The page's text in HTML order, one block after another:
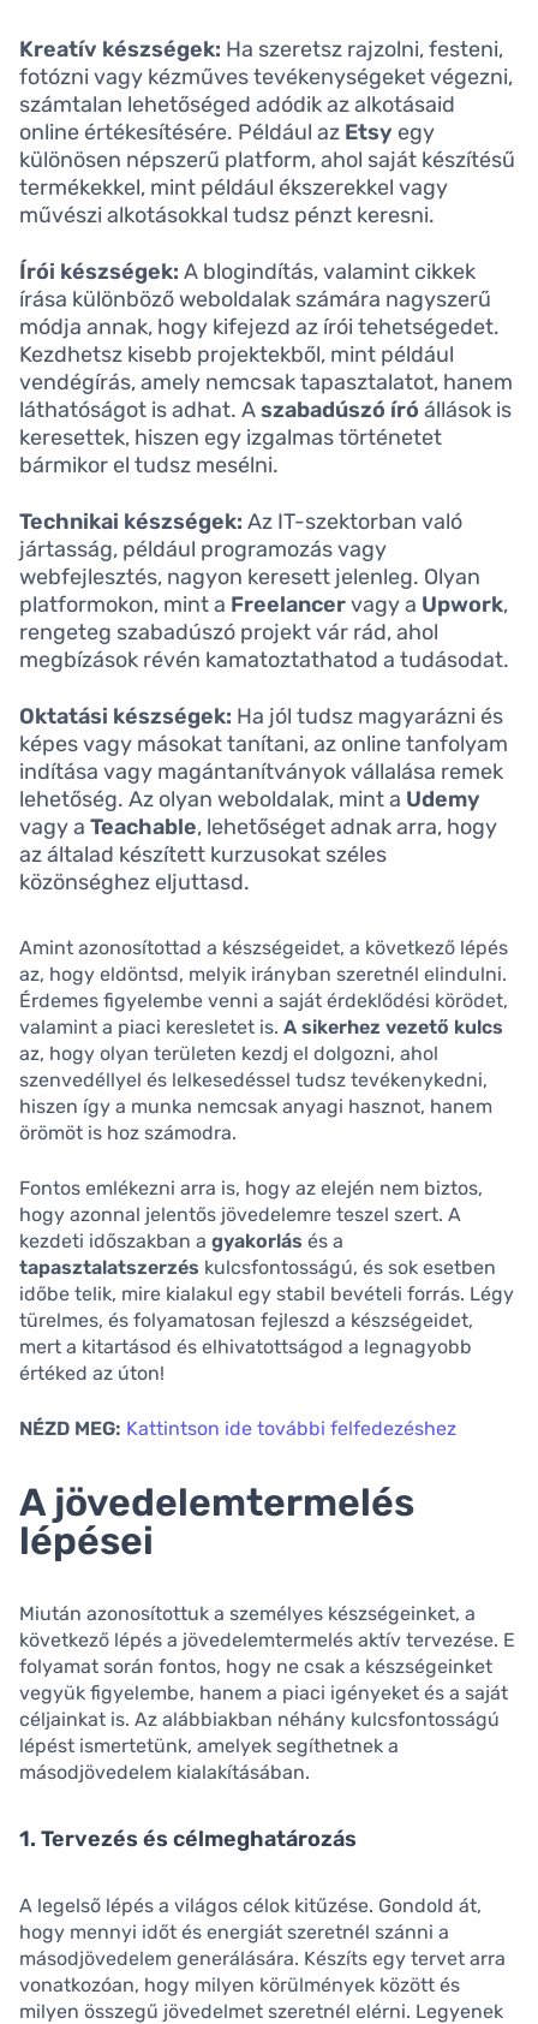
Kreatív készségek: Ha szeretsz rajzolni, festeni,
fotózni vagy kézműves tevékenységeket végezni,
számtalan lehetőséged adódik az alkotásaid
online értékesítésére. Például az Etsy egy
különösen népszerű platform, ahol saját készítésű
termékekkel, mint például ékszerekkel vagy
művészi alkotásokkal tudsz pénzt keresni.
Írói készségek: A blogindítás, valamint cikkek
írása különböző weboldalak számára nagyszerű
módja annak, hogy kifejezd az írói tehetségedet.
Kezdhetsz kisebb projektekből, mint például
vendégírás, amely nemcsak tapasztalatot, hanem
láthatóságot is adhat. Aszabadúszó író állások is
keresettek, hiszen egy izgalmas történetet
bármikor el tudsz mesélni.
Technikai készségek: Az IT-szektorban való
jártasság, például programozás vagy
webfejlesztés, nagyon keresett jelenleg. Olyan
platformokon, mint a Freelancervagy a Upwork,
rengeteg szabadúszó projekt vár rád, ahol
megbízások révén kamatoztathatod a tudásodat.
Oktatási készségek: Ha jól tudsz magyarázni és
képes vagy másokat tanítani, az online tanfolyam
indítása vagy magántanítványok vállalása remek
lehetőség. Az olyan weboldalak, mint a Udemy
vagy a Teachable, lehetőséget adnak arra, hogy
az általad készített kurzusokat széles
közönséghez eljuttasd.
Amint azonosítottad a készségeidet, a következő lépés
az, hogy eldöntsd, melyik irányban szeretnél elindulni.
Érdemes figyelembe venni a saját érdeklődési körödet,
valamint a piaci keresletet is. A sikerhez vezető kulcs
az, hogy olyan területen kezdj el dolgozni, ahol
szenvedéllyel és lelkesedéssel tudsz tevékenykedni,
hiszen így a munka nemcsak anyagi hasznot, hanem
örömöt is hoz számodra.
Fontos emlékezni arra is, hogy az elején nem biztos,
hogy azonnal jelentős jövedelemre teszel szert. A
kezdeti időszakban a gyakorlás és a
tapasztalatszerzés kulcsfontosságú, és sok esetben
időbe telik, mire kialakul egy stabil bevételi forrás. Légy
türelmes, és folyamatosan fejleszd a készségeidet,
mert a kitartásod és elhivatottságod a legnagyobb
értéked az úton!
NÉZD MEG: Kattintson ide további felfedezéshez
A jövedelemtermelés
lépései
Miután azonosítottuk a személyes készségeinket, a
következő lépés a jövedelemtermelés aktív tervezése. E
folyamat során fontos, hogy ne csak a készségeinket
vegyük figyelembe, hanem a piaci igényeket és a saját
céljainkat is. Az alábbiakban néhány kulcsfontosságú
lépést ismertetünk, amelyek segíthetnek a
másodjövedelem kialakításában.
1. Tervezés és célmeghatározás
A legelső lépés a világos célok kitűzése. Gondold át,
hogy mennyi időt és energiát szeretnél szánni a
másodjövedelem generálására. Készíts egy tervet arra
vonatkozóan, hogy milyen körülmények között és
milyen összegű jövedelmet szeretnél elérni. Legyenek